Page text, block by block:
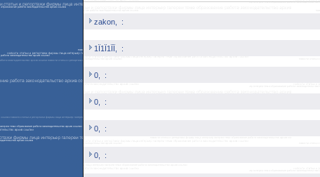
zakon, :
1Ї1Ї1ЇЇ, :
0, :
0, :
0, :
0, :